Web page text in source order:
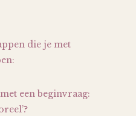
die je met
een beginvraag: